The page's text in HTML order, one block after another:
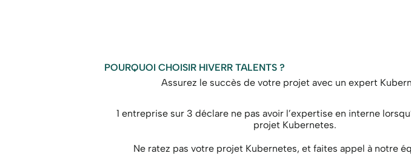
POURQUOI CHOISIR HIVERR TALENTS ?
Assurez le succès de votre projet avec un expert
1 entreprise sur 3 déclare ne pas avoir l’expertise en interne
projet Kubernetes.
Ne ratez pas votre projet Kubernetes, et faites appel à notre